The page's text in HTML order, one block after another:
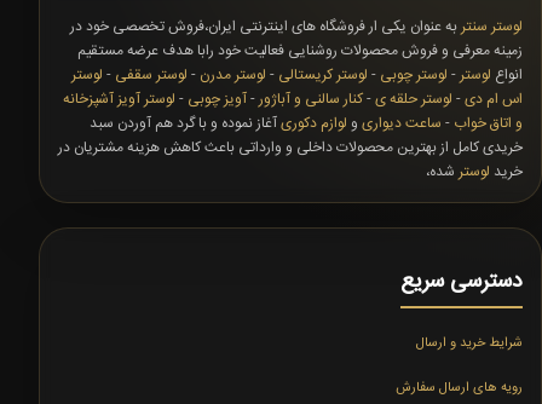
لوستر سنتر به عنوان یکی ار فروشگاه های اینترنتی ایران،فروش تخصصی خود در
زمینه معرفی و فروش محصولات روشنایی فعالیت خود رابا هدف عرضه مستقیم
انواع لوستر - لوستر چوبی - لوستر کریستالی - لوستر مدرن - لوستر سقفی - لوستر
اس ام دی- لوستر حلقه ی-کنار سالنی و آباژور-آویز چوبی - لوستر آویز آشپزخانه
و اتاق خواب - ساعت دیواری و لوازم دکوریآغاز نموده و با گرد هم آوردن سبد
خریدی کامل از بهترین محصولات داخلی و وارداتی باعث کاهش هزینه مشتریان در
خرید لوستر شده،
دسترسی سریع
شرایط خرید و ارسال
رویه های ارسال سفارش